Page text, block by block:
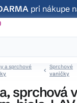
pri nákupe
a sprchové
Sprchové
vaničky
sprchová